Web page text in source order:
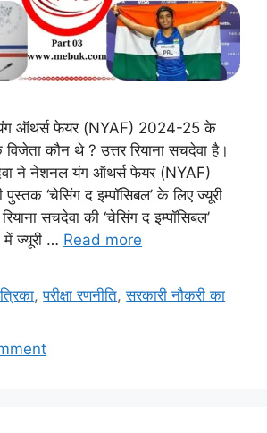
ऑथर्स फेयर (NYAF) 2024-25 के
कौन थे ? उत्तर रियाना सचदेवा है।
ने नेशनल यंग ऑथर्स फेयर (NYAF)
‘चेसिंग द इम्पॉसिबल’ के लिए ज्यूरी
सचदेवा की ‘चेसिंग द इम्पॉसिबल’
ज्यूरी … Read more
,परीक्षा रणनीति,सरकारी नौकरी का